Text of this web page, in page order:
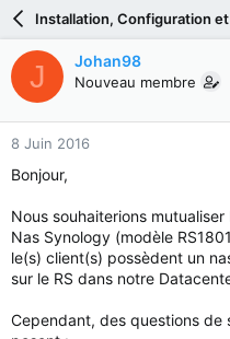
e
u
d
u
s
u
t
e
e
d
b
Installation, Configuration
J Johan98
Nouveau membre
8 Juin 2016
Bonjour,
Nous souhaiterions
Nas Synology (modèle
le(s) client(s) possèdent un
sur le RS dans notre
Cependant, des questions